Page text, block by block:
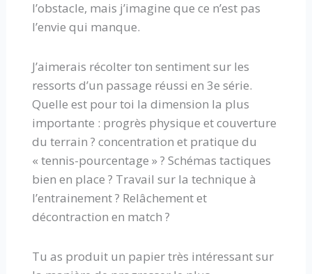
l’obstacle, mais j’imagine que ce n’est pas
l’envie qui manque.
J’aimerais récolter ton sentiment sur les
ressorts d’un passage réussi en 3e série.
Quelle est pour toi la dimension la plus
importante : progrès physique et couverture
du terrain ? concentration et pratique du
« tennis-pourcentage » ? Schémas tactiques
bien en place ? Travail sur la technique à
l’entrainement ? Relâchement et
décontraction en match ?
Tu as produit un papier très intéressant sur